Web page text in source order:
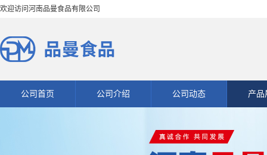
欢迎访问河南品曼食品有限公司
公司首页 公司介绍 公司动态 产品